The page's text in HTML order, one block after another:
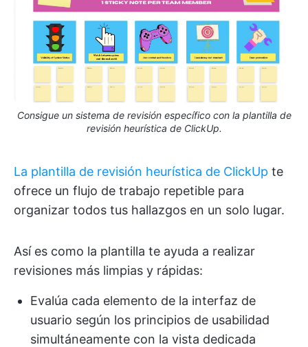
Consigue un sistema de revisión específico con la plantilla de
revisión heurística de ClickUp.
La plantilla de revisión heurística de ClickUp te
ofrece un flujo de trabajo repetible para
organizar todos tus hallazgos en un solo lugar.
Así es como la plantilla te ayuda a realizar
revisiones más limpias y rápidas:
Evalúa cada elemento de la interfaz de
usuario según los principios de usabilidad
simultáneamente con la vista dedicada